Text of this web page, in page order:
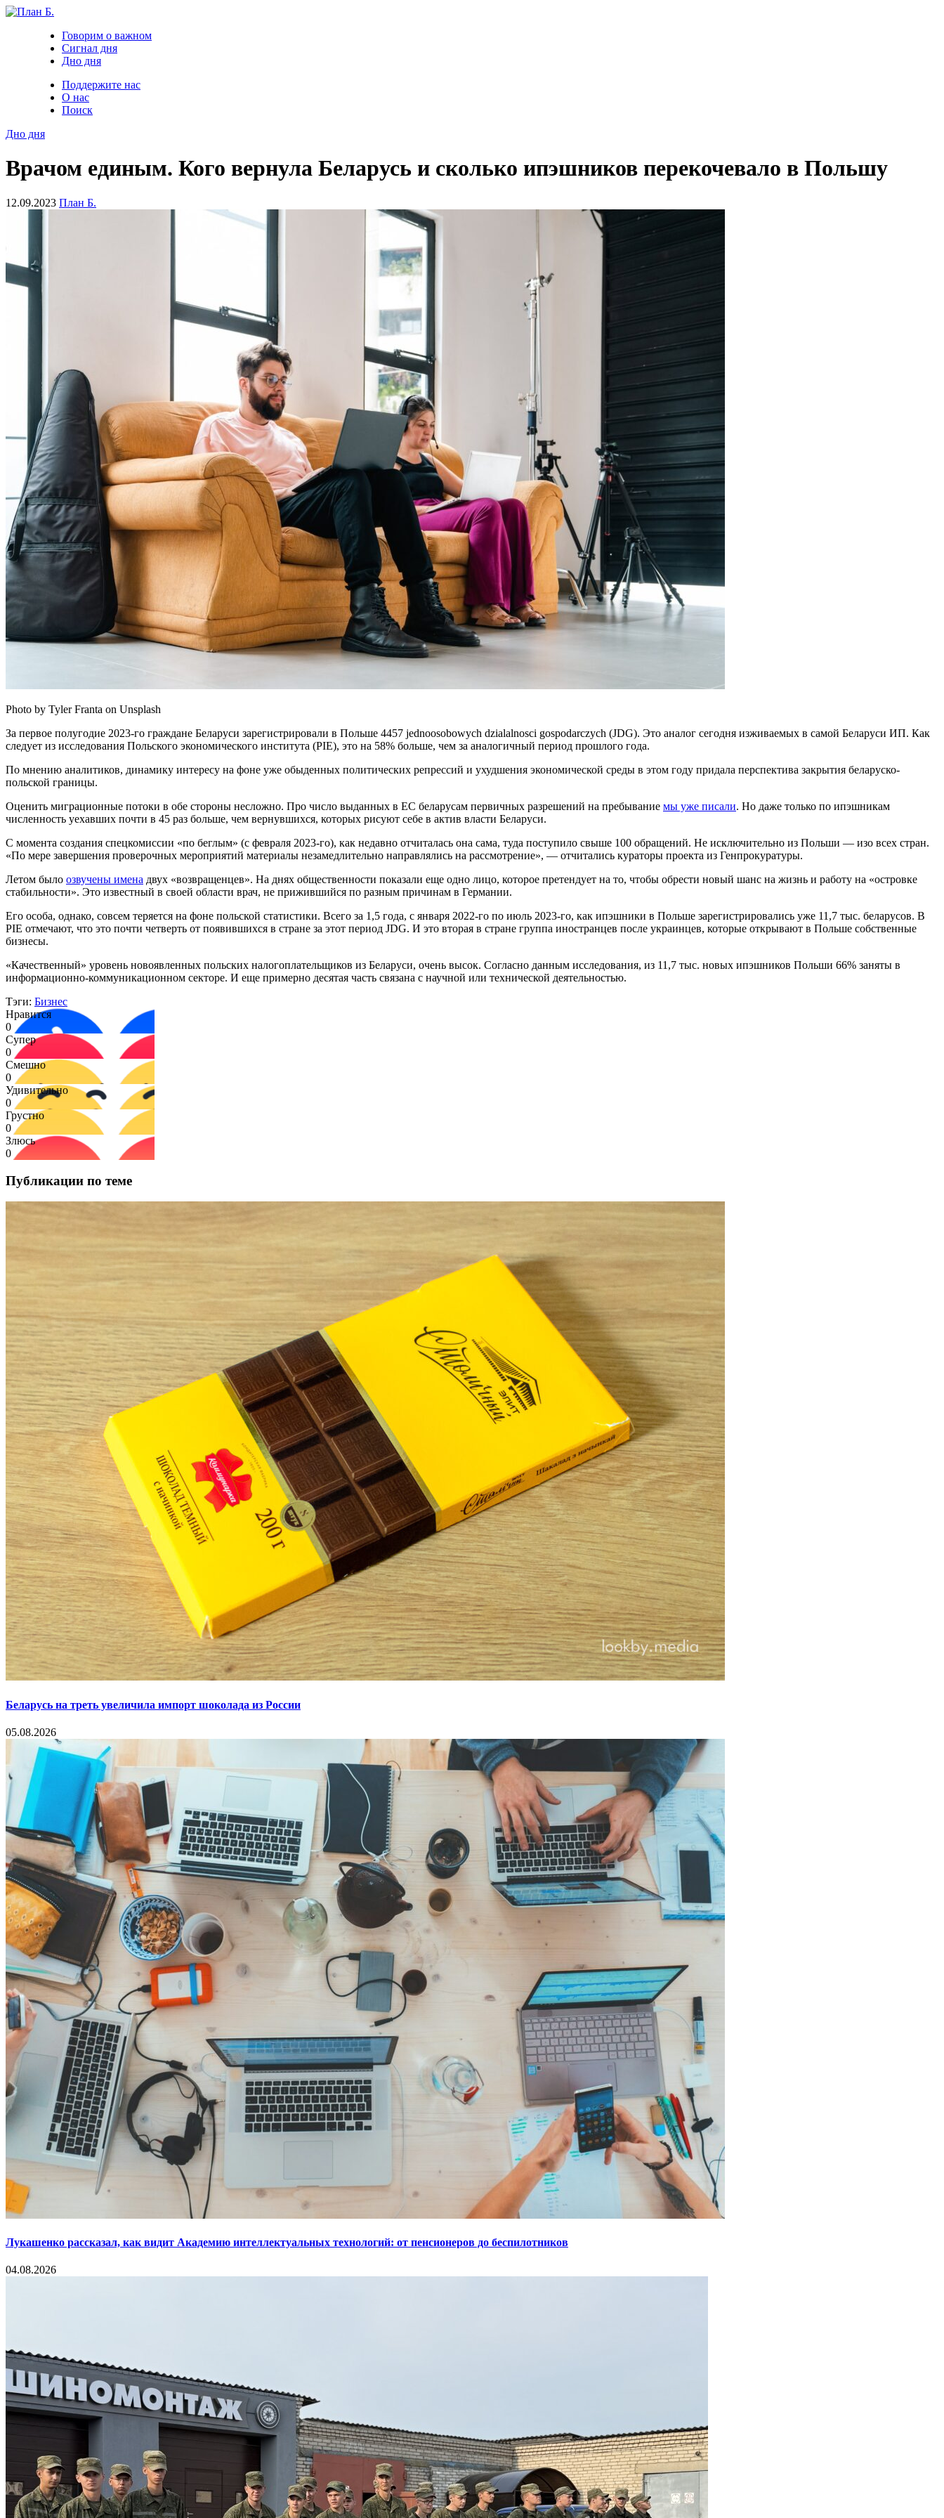
Говорим о важном
Сигнал дня
Дно дня
Поддержите нас
О нас
Поиск
Дно дня
Врачом единым. Кого вернула Беларусь и сколько ипэшников перекочевало в Польшу
12.09.2023 План Б.
Photo by Tyler Franta on Unsplash
За первое полугодие 2023-го граждане Беларуси зарегистрировали в Польше 4457 jednoosobowych dzialalnosci gospodarczych (JDG). Это аналог сегодня изживаемых в самой Беларуси ИП. Как
следует из исследования Польского экономического института (PIE), это на 58% больше, чем за аналогичный период прошлого года.
По мнению аналитиков, динамику интересу на фоне уже обыденных политических репрессий и ухудшения экономической среды в этом году придала перспектива закрытия беларуско-
польской границы.
Оценить миграционные потоки в обе стороны несложно. Про число выданных в ЕС беларусам первичных разрешений на пребывание мы уже писали. Но даже только по ипэшникам
численность уехавших почти в 45 раз больше, чем вернувшихся, которых рисуют себе в актив власти Беларуси.
С момента создания спецкомиссии «по беглым» (с февраля 2023-го), как недавно отчиталась она сама, туда поступило свыше 100 обращений. Не исключительно из Польши — изо всех стран.
«По мере завершения проверочных мероприятий материалы незамедлительно направлялись на рассмотрение», — отчитались кураторы проекта из Генпрокуратуры.
Летом было озвучены имена двух «возвращенцев». На днях общественности показали еще одно лицо, которое претендует на то, чтобы обрести новый шанс на жизнь и работу на «островке
стабильности». Это известный в своей области врач, не прижившийся по разным причинам в Германии.
Его особа, однако, совсем теряется на фоне польской статистики. Всего за 1,5 года, с января 2022-го по июль 2023-го, как ипэшники в Польше зарегистрировались уже 11,7 тыс. беларусов. В
PIE отмечают, что это почти четверть от появившихся в стране за этот период JDG. И это вторая в стране группа иностранцев после украинцев, которые открывают в Польше собственные
бизнесы.
«Качественный» уровень новоявленных польских налогоплательщиков из Беларуси, очень высок. Согласно данным исследования, из 11,7 тыс. новых ипэшников Польши 66% заняты в
информационно-коммуникационном секторе. И еще примерно десятая часть связана с научной или технической деятельностью.
Тэги: Бизнес
Нравится
0
Супер
0
Смешно
0
Удивительно
0
Грустно
0
Злюсь
0
Публикации по теме
Беларусь на треть увеличила импорт шоколада из России
05.08.2026
Лукашенко рассказал, как видит Академию интеллектуальных технологий: от пенсионеров до беспилотников
04.08.2026